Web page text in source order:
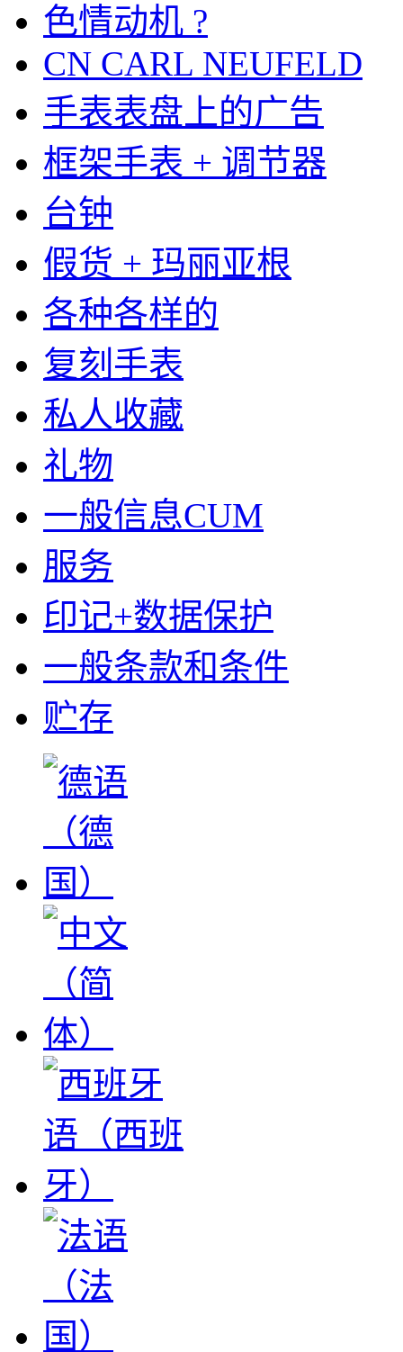
色情动机 ?
CN CARL NEUFELD
手表表盘上的广告
框架手表 + 调节器
台钟
假货 + 玛丽亚根
各种各样的
复刻手表
私人收藏
礼物
一般信息CUM
服务
印记+数据保护
一般条款和条件
贮存